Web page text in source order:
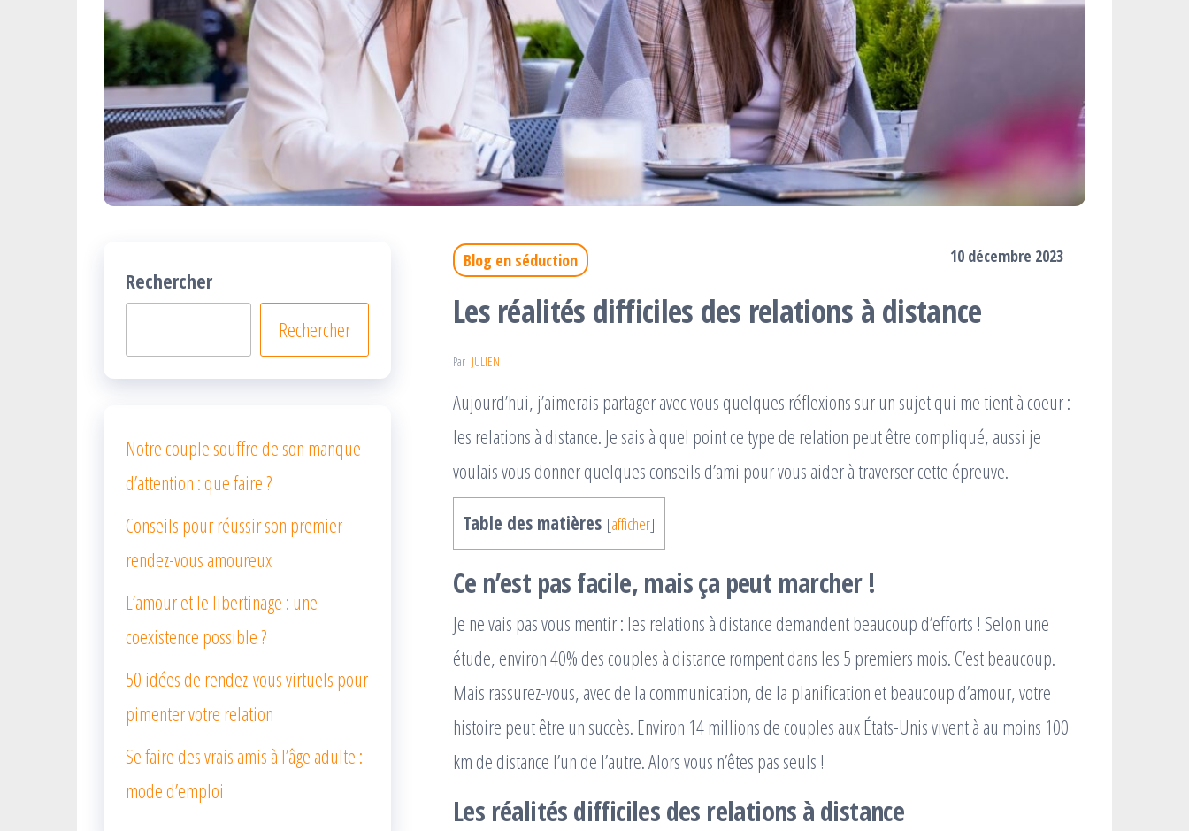
Blog en séduction 10 décembre 2023
Les réalités difficiles des relations à distance
Par JULIEN
Aujourd’hui, j’aimerais partager avec vous quelques réflexions sur un sujet qui me tient à coeur :
les relations à distance. Je sais à quel point ce type de relation peut être compliqué, aussi je
voulais vous donner quelques conseils d’ami pour vous aider à traverser cette épreuve.
Table des matières [afficher]
Ce n’est pas facile, mais ça peut marcher !
Je ne vais pas vous mentir : les relations à distance demandent beaucoup d’efforts ! Selon une
étude, environ 40% des couples à distance rompent dans les 5 premiers mois. C’est beaucoup.
Mais rassurez-vous, avec de la communication, de la planification et beaucoup d’amour, votre
histoire peut être un succès. Environ 14 millions de couples aux États-Unis vivent à au moins 100
km de distance l’un de l’autre. Alors vous n’êtes pas seuls !
Les réalités difficiles des relations à distance
Rechercher
Rechercher
Notre couple souffre de son manque
d’attention : que faire ?
Conseils pour réussir son premier
rendez-vous amoureux
L’amour et le libertinage : une
coexistence possible ?
50 idées de rendez-vous virtuels pour
pimenter votre relation
Se faire des vrais amis à l’âge adulte :
mode d’emploi